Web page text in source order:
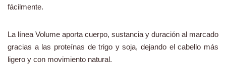
fácilmente.
La línea Volume aporta cuerpo, sustancia y duración al marcado
gracias a las proteínas de trigo y soja, dejando el cabello más
ligero y con movimiento natural.